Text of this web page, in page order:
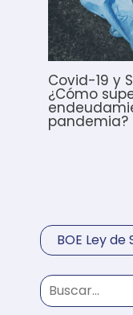
Covid-19 y
¿Cómo
pandemia?
BOE Ley